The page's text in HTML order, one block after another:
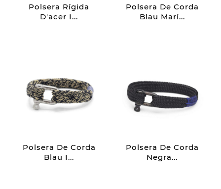
Polsera Rígida
D'acer I...
Polsera De Corda
Blau Marí...
Polsera De Corda
Blau I...
Polsera De Corda
Negra...